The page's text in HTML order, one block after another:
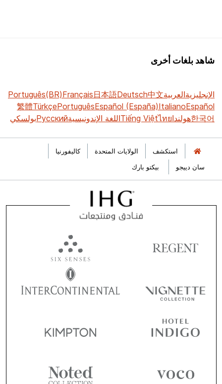
شاهد بلغات أخرى
الإنجليزيةالعربية中文
Deutsch
日本語
Français
Português(BR)
Español
Italiano
Español (España)
Português
Türkçe
繁體
한국어هولنداไทย
Tiếng Việtاللغة الإندونيسيةРусскийبولسكي
استكشف الولايات المتحدة
كاليفورنيا
سان دييجو
بيكتو بارك